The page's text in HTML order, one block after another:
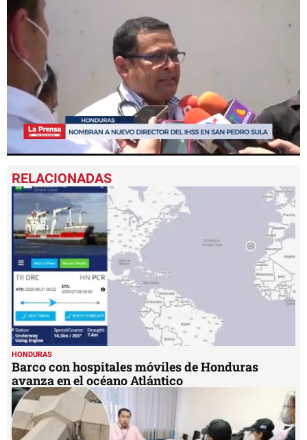
seconds
of
minute,
40
seconds
HONDURAS
Barco con hospitales móviles de Honduras
avanza en el océano Atlántico